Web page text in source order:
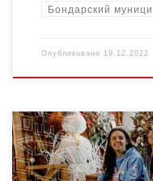
Бондарский
Опубликовано 19.12.2022